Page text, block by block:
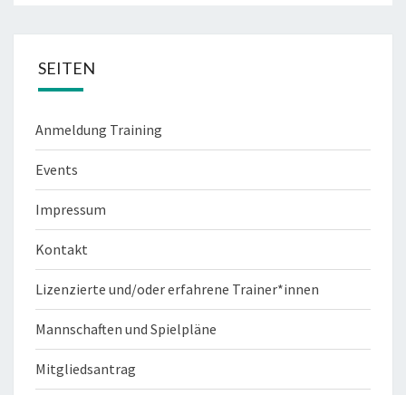
SEITEN
Anmeldung Training
Events
Impressum
Kontakt
Lizenzierte und/oder erfahrene Trainer*innen
Mannschaften und Spielpläne
Mitgliedsantrag